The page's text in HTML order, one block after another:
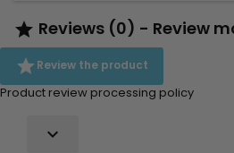
 Reviews (0) - Review
Review the product
Product review processing policy
